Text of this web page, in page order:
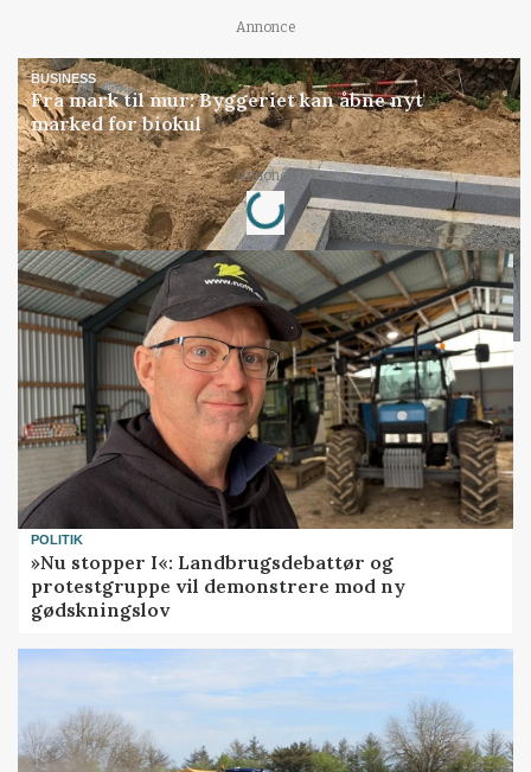
Annonce
BUSINESS
Fra mark til mur: Byggeriet kan åbne nyt
marked for biokul
Annonce
Loading...
POLITIK
»Nu stopper I«: Landbrugsdebattør og
protestgruppe vil demonstrere mod ny
gødskningslov